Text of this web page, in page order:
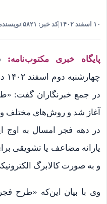
۱۰ اسفند ۱۴۰۲ |کد خبر: ۵۸۲۱
پایگاه خبری مکتوب‌نامه:
در جمع خبرنگاران گفت:
آغاز شد و روش‌های مختلف و
در دهه فجر امسال به
یارانه مضاعف یا تشویقی
و به صورت کالابرگ
وی با بیان این‌که «طرح